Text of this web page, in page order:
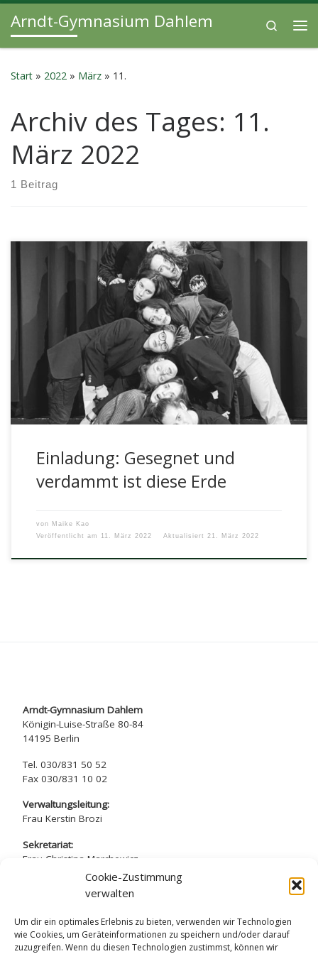
Cookie-Zustimmung
verwalten
Um dir ein optimales Erlebnis zu bieten, verwenden wir Technologien
wie Cookies, um Geräteinformationen zu speichern und/oder darauf
zuzugreifen. Wenn du diesen Technologien zustimmst, können wir
Zum Inhalt springen
Arndt-Gymnasium Dahlem
Search
Start » 2022 » März » 11.
Archiv des Tages: 11.
März 2022
1 Beitrag
Einladung: Gesegnet und
verdammt ist diese Erde
von Maike Kao
Veröffentlicht am
11. März 2022 Aktualisiert 21. März 2022
Arndt-Gymnasium Dahlem
Königin-Luise-Straße 80-84
14195 Berlin
Tel. 030/831 50 52
Fax 030/831 10 02
Verwaltungsleitung:
Frau Kerstin Brozi
Sekretariat:
Frau Christina Marchewicz
Frau Nadine Simros
sekretariat@arndt-gymnasium.de